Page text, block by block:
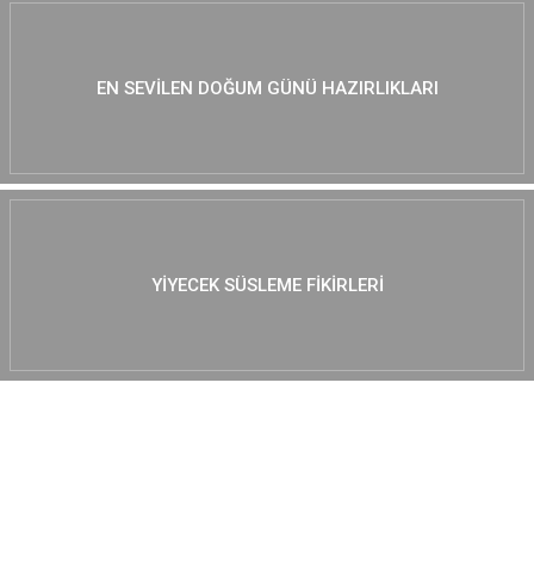
EN SEVILEN DOĞUM GÜNÜ HAZIRLIKLARI
YIYECEK SÜSLEME FIKIRLERI